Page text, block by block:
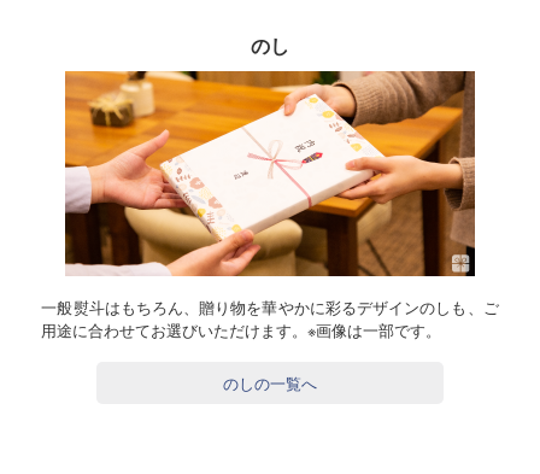
のし
一般熨斗はもちろん、贈り物を華やかに彩るデザインのしも、ご
用途に合わせてお選びいただけます。※画像は一部です。
のしの一覧へ